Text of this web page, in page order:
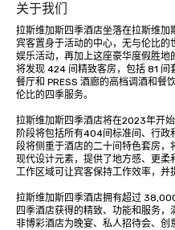
关于我们
拉斯维加斯四季酒店坐落在拉斯维
宾客置身于活动的中心，无与伦比
娱乐活动，再加上这座豪华度假胜
将发现 424 间精致客房，包括 81
餐厅和 PRESS 酒廊的高档调酒和餐
伦比的四季服务。
拉斯维加斯四季酒店将在2023年开
阶段将包括所有404间标准间、行政
段将侧重于酒店的二十间特色套房，
现代设计元素，提供了地方感、更
工作区域可让宾客保持工作效率，并
拉斯维加斯四季酒店拥有超过
四季酒店获得的精致、功能和服务
非博彩酒店为晚宴、私人招待会、